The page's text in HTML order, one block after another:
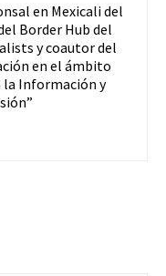
en Mexicali del
Border Hub del
y coautor del
en el ámbito
la Información y